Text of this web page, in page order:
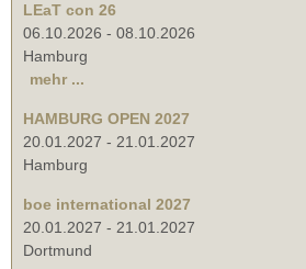
LEaT con 26
06.10.2026 - 08.10.2026
Hamburg
mehr ...
HAMBURG OPEN 2027
20.01.2027 - 21.01.2027
Hamburg
boe international 2027
20.01.2027 - 21.01.2027
Dortmund